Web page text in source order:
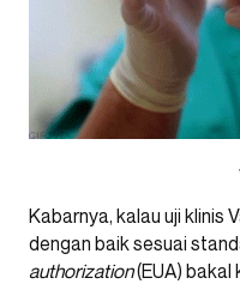
Kabarnya, kalau uji klinis
dengan baik sesuai
authorization(EUA)